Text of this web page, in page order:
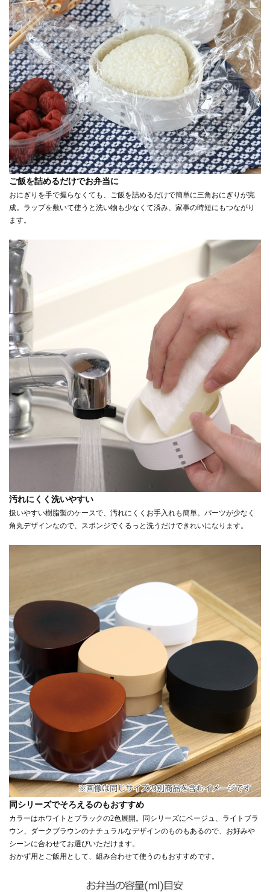
ご飯を詰めるだけでお弁当に
おにぎりを手で握らなくても、ご飯を詰めるだけで簡単に三角おにぎりが完
成。ラップを敷いて使うと洗い物も少なくて済み、家事の時短にもつながり
ます。
汚れにくく洗いやすい
扱いやすい樹脂製のケースで、汚れにくくお手入れも簡単。パーツが少なく
角丸デザインなので、スポンジでくるっと洗うだけできれいになります。
同シリーズでそろえるのもおすすめ
カラーはホワイトとブラックの2色展開。同シリーズにベージュ、ライトブラ
ウン、ダークブラウンのナチュラルなデザインのものもあるので、お好みや
シーンに合わせてお選びいただけます。
おかず用とご飯用として、組み合わせて使うのもおすすめです。